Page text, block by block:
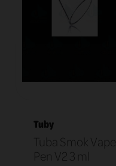
Tuby
Tuba Smok Vape
Pen V2 3 ml